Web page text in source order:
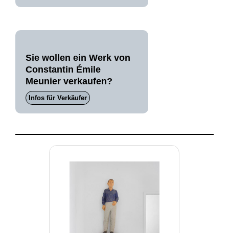
Sie wollen ein Werk von
Constantin Émile
Meunier verkaufen?
Infos für Verkäufer